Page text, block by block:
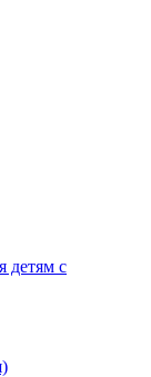
детям c